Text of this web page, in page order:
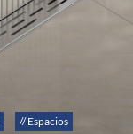
// Espacios